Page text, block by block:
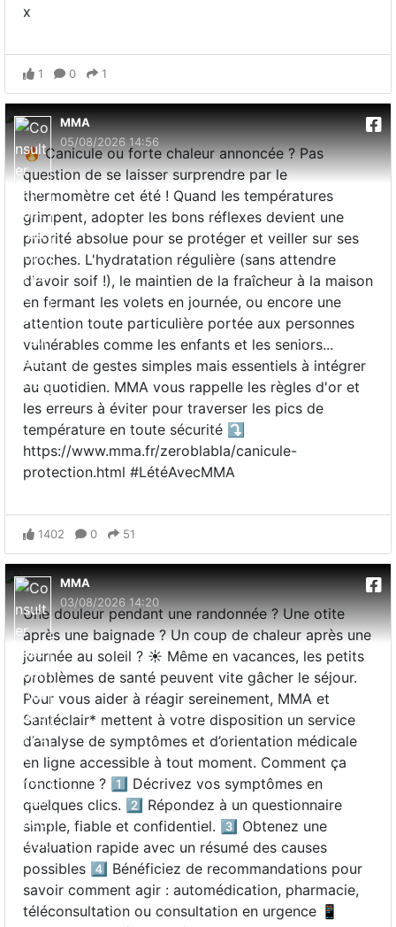
x
1 0 1
MMA
05/08/2026 14:56
🔥 Canicule ou forte chaleur annoncée ? Pas
question de se laisser surprendre par le
thermomètre cet été ! Quand les températures
grimpent, adopter les bons réflexes devient une
priorité absolue pour se protéger et veiller sur ses
proches. L'hydratation régulière (sans attendre
d'avoir soif !), le maintien de la fraîcheur à la maison
en fermant les volets en journée, ou encore une
attention toute particulière portée aux personnes
vulnérables comme les enfants et les seniors...
Autant de gestes simples mais essentiels à intégrer
au quotidien. MMA vous rappelle les règles d'or et
les erreurs à éviter pour traverser les pics de
température en toute sécurité ⤵️
https://www.mma.fr/zeroblabla/canicule-
protection.html #LétéAvecMMA
1402 0 51
MMA
03/08/2026 14:20
Une douleur pendant une randonnée ? Une otite
après une baignade ? Un coup de chaleur après une
journée au soleil ? ☀️ Même en vacances, les petits
problèmes de santé peuvent vite gâcher le séjour.
Pour vous aider à réagir sereinement, MMA et
Santéclair* mettent à votre disposition un service
d’analyse de symptômes et d’orientation médicale
en ligne accessible à tout moment. Comment ça
fonctionne ? 1️⃣ Décrivez vos symptômes en
quelques clics. 2️⃣ Répondez à un questionnaire
simple, fiable et confidentiel. 3️⃣ Obtenez une
évaluation rapide avec un résumé des causes
possibles 4️⃣ Bénéficiez de recommandations pour
savoir comment agir : automédication, pharmacie,
téléconsultation ou consultation en urgence 📱